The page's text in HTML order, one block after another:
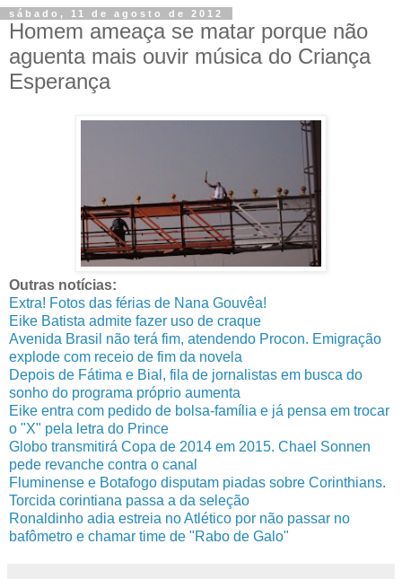
sábado, 11 de agosto de 2012
Homem ameaça se matar porque não
aguenta mais ouvir música do Criança
Esperança
Outras notícias:
Extra! Fotos das férias de Nana Gouvêa!
Eike Batista admite fazer uso de craque
Avenida Brasil não terá fim, atendendo Procon. Emigração
explode com receio de fim da novela
Depois de Fátima e Bial, fila de jornalistas em busca do
sonho do programa próprio aumenta
Eike entra com pedido de bolsa-família e já pensa em trocar
o "X" pela letra do Prince
Globo transmitirá Copa de 2014 em 2015. Chael Sonnen
pede revanche contra o canal
Fluminense e Botafogo disputam piadas sobre Corinthians.
Torcida corintiana passa a da seleção
Ronaldinho adia estreia no Atlético por não passar no
bafômetro e chamar time de "Rabo de Galo"